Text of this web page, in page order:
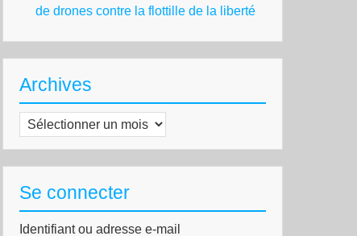
de drones contre la flottille de la liberté
Archives
Archives
Se connecter
Identifiant ou adresse e-mail